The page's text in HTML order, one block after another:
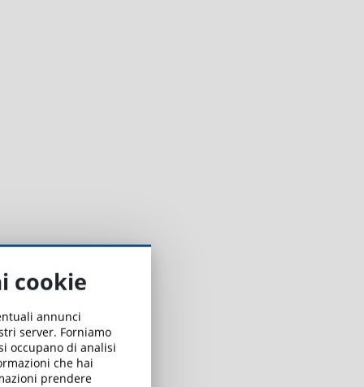
cookie
annunci
server. Forniamo
occupano di analisi
che hai
prendere